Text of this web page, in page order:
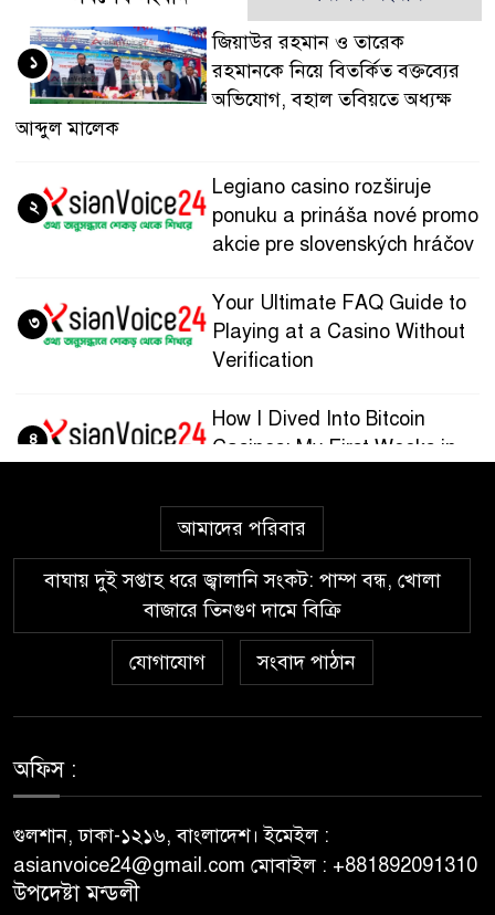
জিয়াউর রহমান ও তারেক
রহমানকে নিয়ে বিতর্কিত বক্তব্যের
অভিযোগ, বহাল তবিয়তে অধ্যক্ষ
আব্দুল মালেক
১
Legiano casino rozširuje
ponuku a prináša nové promo
akcie pre slovenských hráčov
২
Your Ultimate FAQ Guide to
Playing at a Casino Without
Verification
৩
How I Dived Into Bitcoin
Casinos: My First Weeks in
৪
Guía paso a paso para
registrarte y jugar en
Wazamba Casino
৫
Kako sam otkrio Lolajack
Casino – osobno iskustvo od
Popularna Online Kazina:
Koja je Bolja Opcija?
৮
আমাদের পরিবার
বাঘায় দুই সপ্তাহ ধরে জ্বালানি সংকট: পাম্প বন্ধ, খোলা
বাজারে তিনগুণ দামে বিক্রি
যোগাযোগ সংবাদ পাঠান
অফিস :
গুলশান, ঢাকা-১২১৬, বাংলাদেশ। ইমেইল :
asianvoice24@gmail.com মোবাইল : +881892091310
উপদেষ্টা মন্ডলী